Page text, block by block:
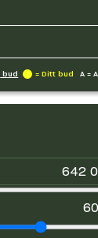
bud = Ditt bud A =
60